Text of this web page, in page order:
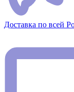
Доставка по всей